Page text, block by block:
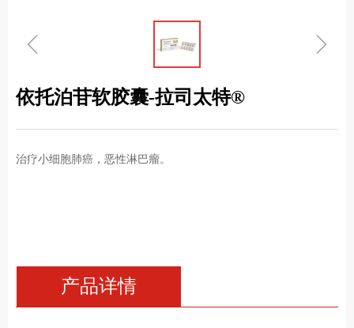
ꁆ ꁇ
依托泊苷软胶囊-拉司太特®
治疗小细胞肺癌，恶性淋巴瘤。
产品详情